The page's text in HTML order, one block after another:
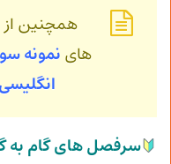
همچنین
های نمونه
سرفصل های گام به